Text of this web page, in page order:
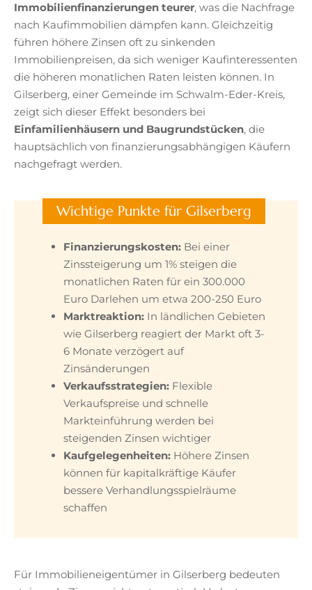
Immobilienfinanzierungen teurer, was die Nachfrage
nach Kaufimmobilien dämpfen kann. Gleichzeitig
führen höhere Zinsen oft zu sinkenden
Immobilienpreisen, da sich weniger Kaufinteressenten
die höheren monatlichen Raten leisten können. In
Gilserberg, einer Gemeinde im Schwalm-Eder-Kreis,
zeigt sich dieser Effekt besonders bei
Einfamilienhäusern und Baugrundstücken, die
hauptsächlich von finanzierungsabhängigen Käufern
nachgefragt werden.
Wichtige Punkte für Gilserberg
Finanzierungskosten: Bei einer
Zinssteigerung um 1% steigen die
monatlichen Raten für ein 300.000
Euro Darlehen um etwa 200-250 Euro
Marktreaktion: In ländlichen Gebieten
wie Gilserberg reagiert der Markt oft 3-
6 Monate verzögert auf
Zinsänderungen
Verkaufsstrategien: Flexible
Verkaufspreise und schnelle
Markteinführung werden bei
steigenden Zinsen wichtiger
Kaufgelegenheiten: Höhere Zinsen
können für kapitalkräftige Käufer
bessere Verhandlungsspielräume
schaffen
Für Immobilieneigentümer in Gilserberg bedeuten